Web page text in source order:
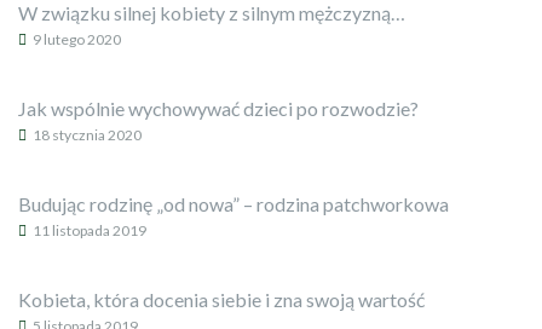
W związku silnej kobiety z silnym mężczyzną…
9 lutego 2020
Jak wspólnie wychowywać dzieci po rozwodzie?
18 stycznia 2020
Budując rodzinę „od nowa” – rodzina patchworkowa
11 listopada 2019
Kobieta, która docenia siebie i zna swoją wartość